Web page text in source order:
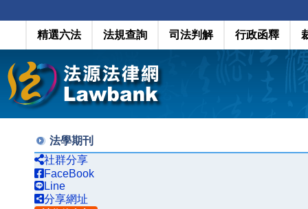
精選六法 法規查詢 司法判解 行政函釋
法學期刊
社群分享
FaceBook
Line
分享網址